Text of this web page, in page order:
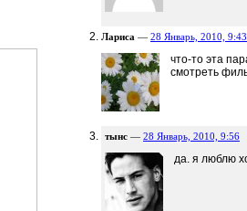
Лариса — 28 Январь, 2010, 9:43
что-то эта
смотреть
тынс — 28 Январь, 2010, 9:56
да. я люблю